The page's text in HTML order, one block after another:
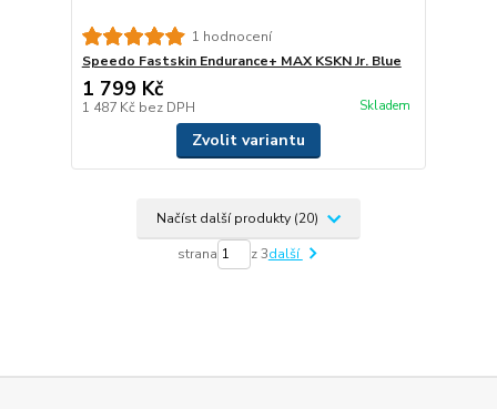
1 hodnocení
Speedo Fastskin Endurance+ MAX KSKN Jr. Blue
1 799 Kč
1 487 Kč bez DPH Skladem
Zvolit variantu
Načíst další produkty (20)
strana z 3další